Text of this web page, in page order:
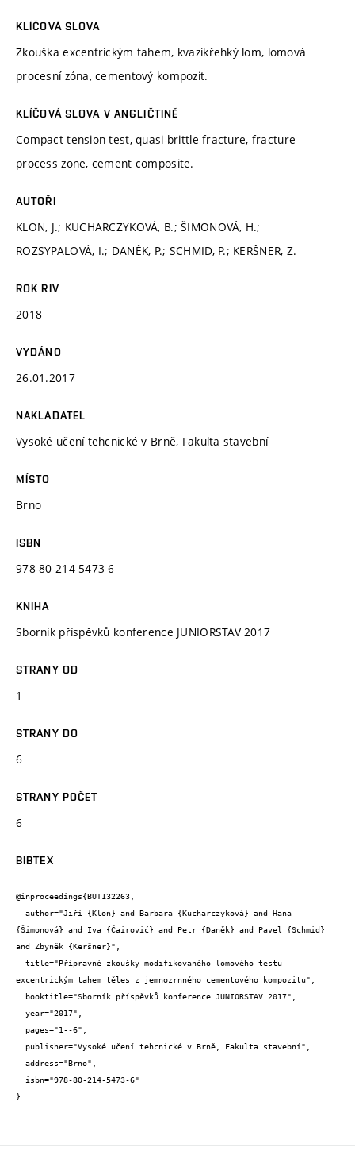
KLÍČOVÁ SLOVA
Zkouška excentrickým tahem, kvazikřehký lom, lomová
procesní zóna, cementový kompozit.
KLÍČOVÁ SLOVA V ANGLIČTINĚ
Compact tension test, quasi-brittle fracture, fracture
process zone, cement composite.
AUTOŘI
KLON, J.; KUCHARCZYKOVÁ, B.; ŠIMONOVÁ, H.;
ROZSYPALOVÁ, I.; DANĚK, P.; SCHMID, P.; KERŠNER, Z.
ROK RIV
2018
VYDÁNO
26.01.2017
NAKLADATEL
Vysoké učení tehcnické v Brně, Fakulta stavební
MÍSTO
Brno
ISBN
978-80-214-5473-6
KNIHA
Sborník příspěvků konference JUNIORSTAV 2017
STRANY OD
1
STRANY DO
6
STRANY POČET
6
BIBTEX
@inproceedings{BUT132263,
{Šimonová} and Iva {Čairović} and Petr {Daněk} and Pavel {Schmid}
and Zbyněk {Keršner}",
excentrickým tahem těles z jemnozrnného cementového kompozitu",
}